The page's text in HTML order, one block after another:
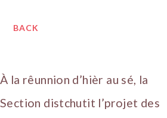
BACK
À la rêunnion d’hièr au sé, la
Section distchutit l’projet des